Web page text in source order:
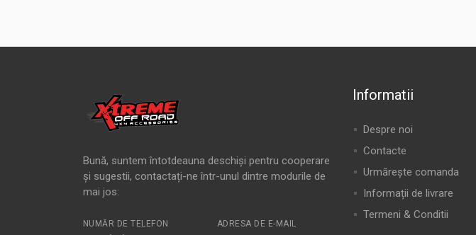
Bună, suntem întotdeauna deschiși pentru cooperare
și sugestii, contactați-ne într-unul dintre modurile de
mai jos:
NUMĂR DE TELEFON ADRESA DE E-MAIL
Informatii
Despre noi
Contacte
Urmărește comanda
Informații de livrare
Termeni & Conditii